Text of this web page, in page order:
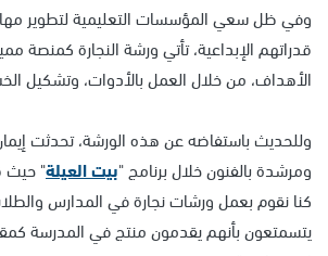
وفي ظل سعي المؤسسات التعليمية لتطوير
قدراتهم الإبداعية، تأتي ورشة النجارة كمنصة
الأهداف، من خلال العمل بالأدوات، وتشكيل
وللحديث باستفاضه عن هذه الورشة، تحدثت
ومرشدة بالفنون خلال برنامج "بيت العيلة" حيث
كنا نقوم بعمل ورشات نجارة في المدارس
يتسمتعون بأنهم يقدمون منتج في المدرسة